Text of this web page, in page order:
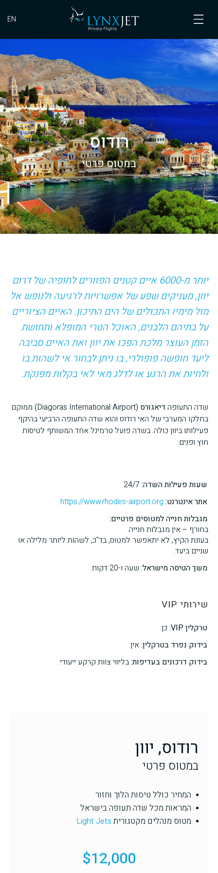
EN
רודוס
במטוס פרטי
יותר מ-6000 איים קטנים הפזורים לחופיה של דרום
יוון, מעניקים שפע של אפשרויות לרגיעה ולנופש אל
מול מימיו התכולים של הים התיכון. האיים הציוריים
על בתיהם הלבנים, האוכל הטרי המופלא ותחושת
הזמן העוצר מלכת הפכו את יוון ואת האיים סביבה
ליעד חופשה פופולרי, בו ניתן לבחור אי לשהות בו
ולחיות את הרגע או לדלג מאי לאי בקלות מפנקת.
שדה התעופה דיאגורס
(Diagoras International Airport) ממוקם
בחלקו המערבי של האי רודוס והוא שדה התעופה הרביעי בהיקף
פעילותו ביוון כולה. בשדה פועל טרמינל אחד המשותף לטיסות
חוץ ופנים.
שעות פעילות השדה: 24/7
אתר אינטרנט: https://www.rhodes-airport.org
מגבלות חנייה למטוסים פרטיים:
בחורף – אין מגבלות חנייה.
בעונת הקיץ, לא יתאפשר למטוס, בד"כ, לשהות ליותר מלילה או
שניים ביעד.
משך הטיסה מישראל: שעה ו-20 דקות
שירותי VIP
טרקלין VIP:
כן.
בידוק נפרד בטרקלין:אין.
בידוק דרכונים בעדיפות:בליווי צוות קרקע ייעודי.
רודוס, יוון
במטוס פרטי
המחיר כולל טיסות הלוך וחזור
המראות מכל שדה תעופה בישראל
מטוס מנהלים מקטגוריתLight Jets
$12,000